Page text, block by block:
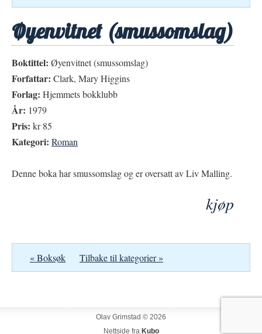
Øyenvitnet (smussomslag)
Boktittel: Øyenvitnet (smussomslag)
Forfattar: Clark, Mary Higgins
Forlag: Hjemmets bokklubb
År: 1979
Pris: kr 85
Kategori: Roman
Denne boka har smussomslag og er oversatt av Liv Malling.
kjøp
« Boksøk Tilbake til kategorier »
Olav Grimstad © 2026
Nettside fra Kubo